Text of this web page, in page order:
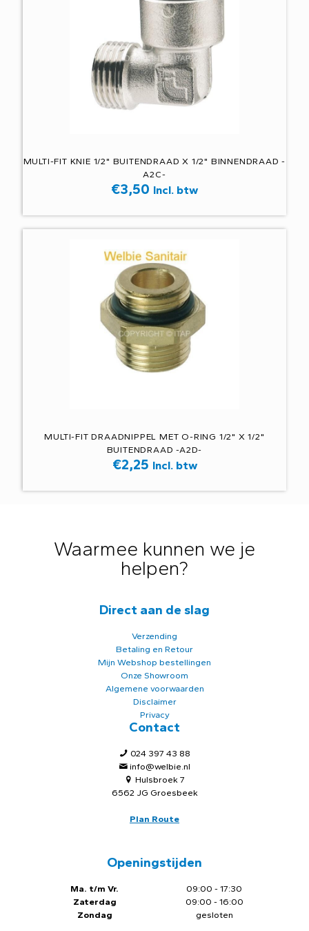
MULTI-FIT KNIE 1/2" BUITENDRAAD X 1/2" BINNENDRAAD -
A2C-
€3,50 Incl. btw
MULTI-FIT DRAADNIPPEL MET O-RING 1/2" X 1/2"
BUITENDRAAD -A2D-
€2,25 Incl. btw
Waarmee kunnen we je
helpen?
Direct aan de slag
Verzending
Betaling en Retour
Mijn Webshop bestellingen
Onze Showroom
Algemene voorwaarden
Disclaimer
Privacy
Contact
024 397 43 88
info@welbie.nl
Hulsbroek 7
6562 JG Groesbeek
Plan Route
Openingstijden
Ma. t/m Vr.
Zaterdag
Zondag
09:00 - 17:30
09:00 - 16:00
gesloten